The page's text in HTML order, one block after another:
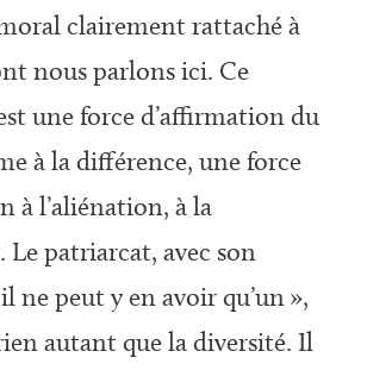
clairement rattaché à
nous parlons ici. Ce
une force d’affirmation du
à la différence, une force
à l’aliénation, à la
Le patriarcat, avec son
ne peut y en avoir qu’un »,
autant que la diversité. Il